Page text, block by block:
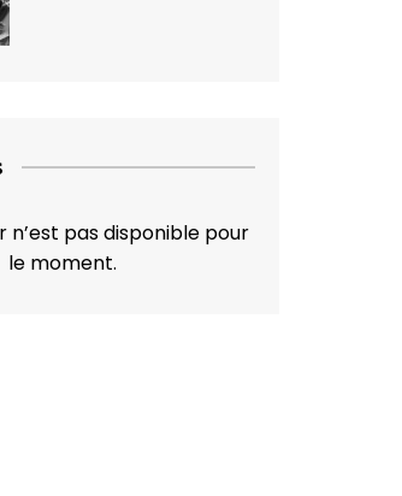
n’est pas disponible pour
le moment.